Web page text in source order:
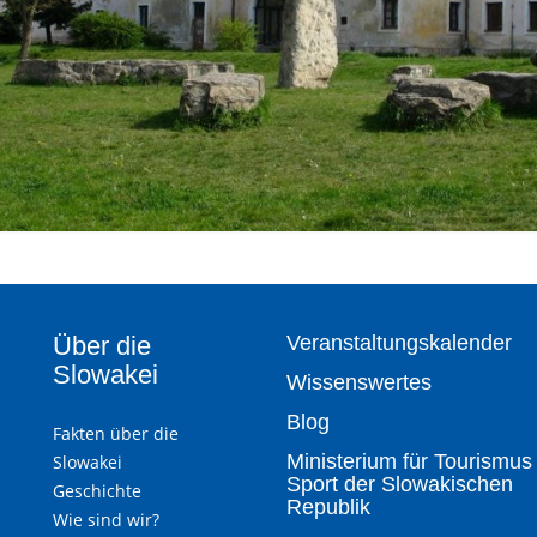
Über die
Slowakei
Fakten über die
Slowakei
Geschichte
Wie sind wir?
Veranstaltungskalender
Wissenswertes
Blog
Ministerium für
Sport der Slowakischen
Republik